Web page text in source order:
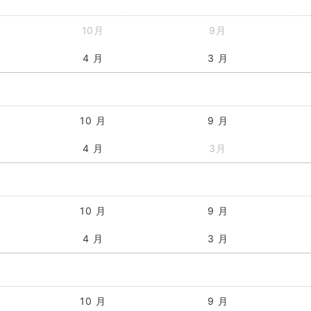
10月 9月
4 月 3 月
10 月 9 月
4 月 3月
10 月 9 月
4 月 3 月
10 月 9 月